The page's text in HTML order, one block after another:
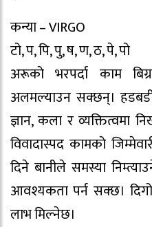
कन्या – VIRGO
टो, प, पि, पु, ष, ण, ठ, पे, पो
अरूको भरपर्दा काम
अलमल्याउन सक्छन्।
ज्ञान, कला र व्यक्तित्वमा
विवादास्पद कामको
दिने बानीले समस्या
आवश्यकता पर्न सक्छ।
लाभ मिल्नेछ।